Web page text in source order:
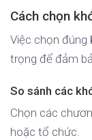
Cách chọn
Việc chọn đúng
trọng để đảm
So sánh các
Chọn các
hoặc tổ chức.